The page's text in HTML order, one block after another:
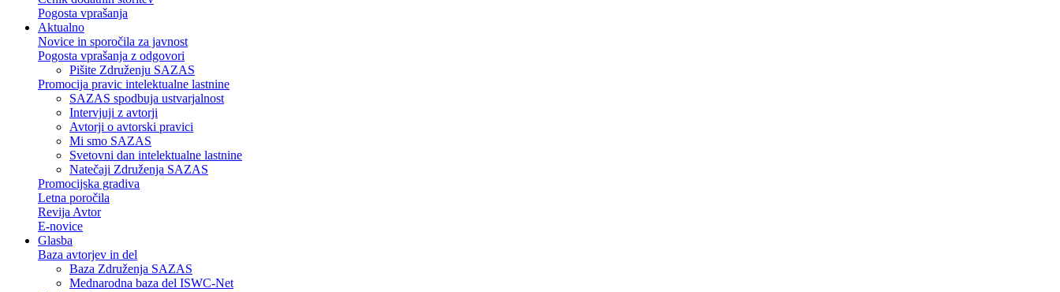
Pogosta vprašanja
Aktualno
Novice in sporočila za javnost
Pogosta vprašanja z odgovori
Pišite Združenju SAZAS
Promocija pravic intelektualne lastnine
SAZAS spodbuja ustvarjalnost
Intervjuji z avtorji
Avtorji o avtorski pravici
Mi smo SAZAS
Svetovni dan intelektualne lastnine
Natečaji Združenja SAZAS
Promocijska gradiva
Letna poročila
Revija Avtor
E-novice
Glasba
Baza avtorjev in del
Baza Združenja SAZAS
Mednarodna baza del ISWC-Net